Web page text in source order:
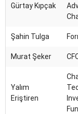
Gürtay Kıpçak
Şahin Tulga
Murat Şeker
Yalım
Eriştiren